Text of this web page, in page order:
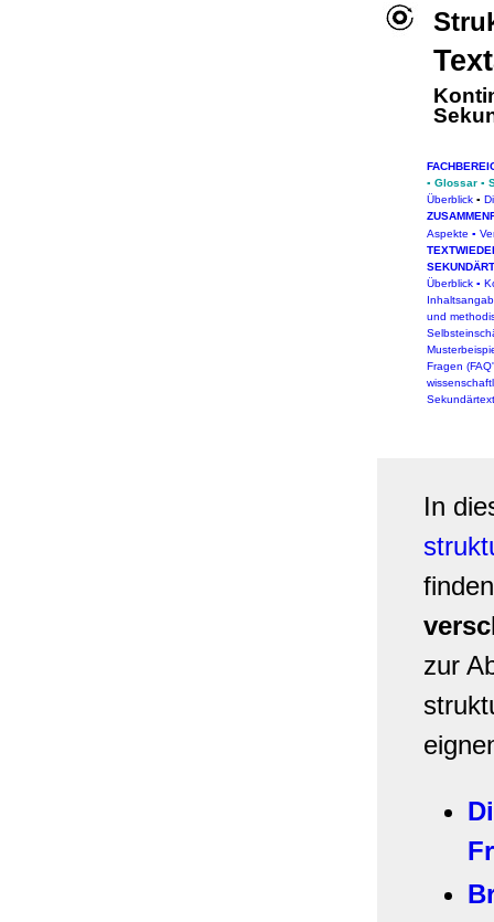
▪ Glossar ▪
Überblick ▪
Aspekte ▪
Überblick ▪
und
Fragen
In
zur